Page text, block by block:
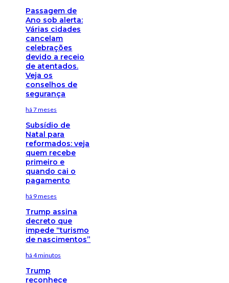
Passagem de
Ano sob alerta:
Várias cidades
cancelam
celebrações
devido a receio
de atentados.
Veja os
conselhos de
segurança
há 7 meses
Subsídio de
Natal para
reformados: veja
quem recebe
primeiro e
quando cai o
pagamento
há 9 meses
Trump assina
decreto que
impede “turismo
de nascimentos”
há 4 minutos
Trump
reconhece